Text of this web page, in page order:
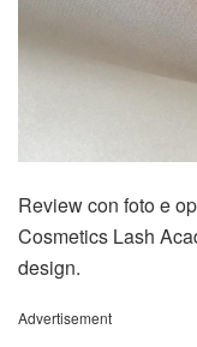
Review con foto e
Cosmetics Lash
design.
Advertisement